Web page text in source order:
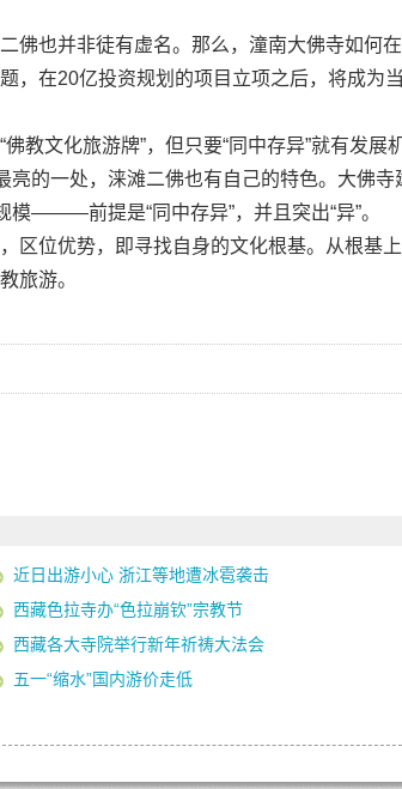
也并非徒有虚名。那么，潼南大佛寺如何
，在20亿投资规划的项目立项之后，将成为
文化旅游牌”，但只要“同中存异”就有发展
亮的一处，涞滩二佛也有自己的特色。大佛寺
模———前提是“同中存异”，并且突出“异”。
位优势，即寻找自身的文化根基。从根基
旅游。
近日出游小心 浙江等地遭冰雹袭击
西藏色拉寺办“色拉崩钦”宗教节
西藏各大寺院举行新年祈祷大法会
五一“缩水”国内游价走低